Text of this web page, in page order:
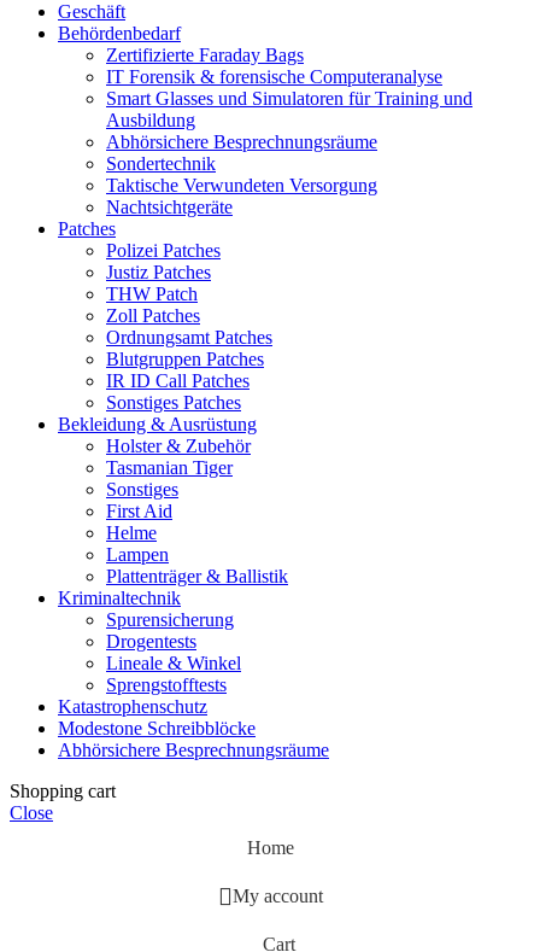
Geschäft
Behördenbedarf
Zertifizierte Faraday Bags
IT Forensik & forensische Computeranalyse
Smart Glasses und Simulatoren für Training und
Ausbildung
Abhörsichere Besprechnungsräume
Sondertechnik
Taktische Verwundeten Versorgung
Nachtsichtgeräte
Patches
Polizei Patches
Justiz Patches
THW Patch
Zoll Patches
Ordnungsamt Patches
Blutgruppen Patches
IR ID Call Patches
Sonstiges Patches
Bekleidung & Ausrüstung
Holster & Zubehör
Tasmanian Tiger
Sonstiges
First Aid
Helme
Lampen
Plattenträger & Ballistik
Kriminaltechnik
Spurensicherung
Drogentests
Lineale & Winkel
Sprengstofftests
Katastrophenschutz
Modestone Schreibblöcke
Abhörsichere Besprechnungsräume
Shopping cart
Close
Home
My account
Cart